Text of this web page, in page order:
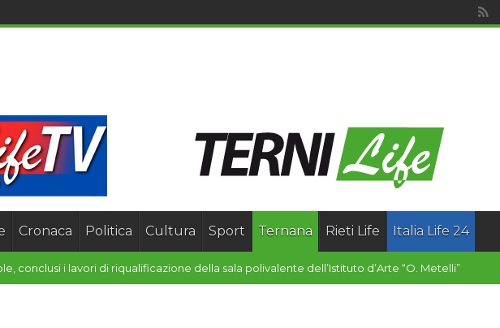
Cronaca Politica Cultura Sport Ternana Rieti Life Italia Life 24
conclusi i lavori di riqualificazione della sala polivalente dell’Istituto d’Arte “O. Metelli”